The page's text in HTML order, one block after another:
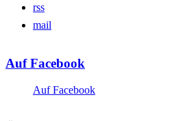
rss
mail
Auf Facebook
Auf Facebook